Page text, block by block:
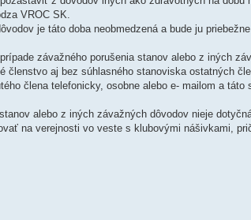
VROC SK.
je táto doba neobmedzená a bude ju
závažného porušenia stanov alebo z iných
aj bez súhlasného stanoviska ostatných
člena telefonicky, osobne alebo e- mailom a
alebo z iných závažných dôvodov nieje
na verejnosti vo veste s klubovými nášivkami,